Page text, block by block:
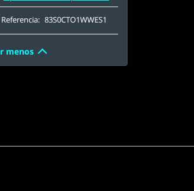
Referencia: 83S0CTO1WWES1
menos